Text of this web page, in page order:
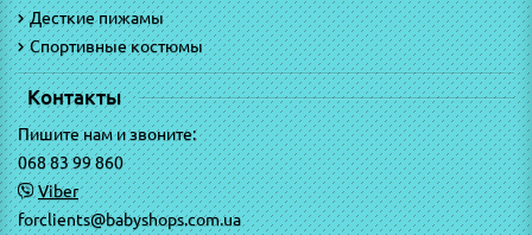
Десткие пижамы
Спортивные костюмы
Контакты
Пишите нам и звоните:
068 83 99 860
Viber
forclients@babyshops.com.ua